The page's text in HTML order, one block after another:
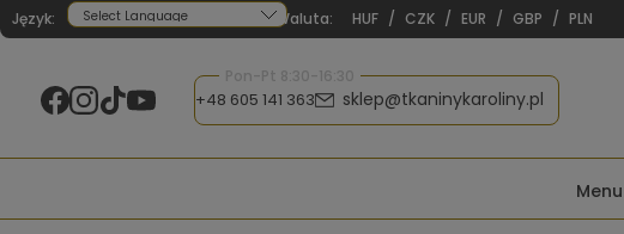
Język:
Powered by
Waluta: HUF / CZK / EUR / GBP / PLN
Pon-Pt 8:30-16:30
+48 605 141 363 sklep@tkaninykaroliny.pl
Menu